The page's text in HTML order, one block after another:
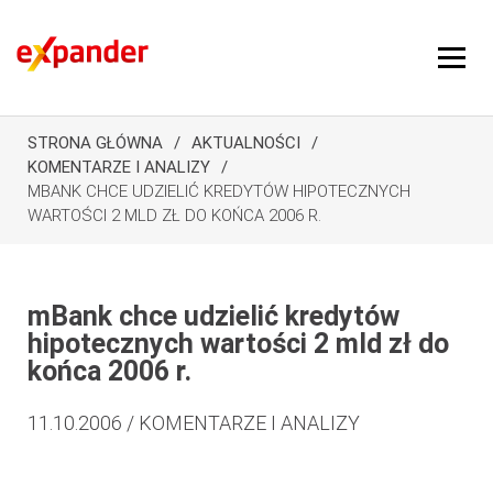
STRONA GŁÓWNA
AKTUALNOŚCI
KOMENTARZE I ANALIZY
MBANK CHCE UDZIELIĆ KREDYTÓW HIPOTECZNYCH
WARTOŚCI 2 MLD ZŁ DO KOŃCA 2006 R.
mBank chce udzielić kredytów
hipotecznych wartości 2 mld zł do
końca 2006 r.
11.10.2006 / KOMENTARZE I ANALIZY